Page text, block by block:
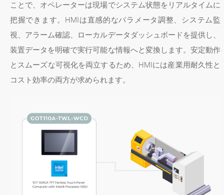
ことで、オペレーターは現場でシステム状態をリアルタイムに
把握できます。HMIは直感的なパラメータ調整、システム監
視、アラーム確認、ローカルデータダッシュボードを提供し、
装置データを明確で実行可能な情報へと変換します。安定動作
とスムーズな可視化を両立するため、HMIには産業用耐久性と
コスト効率の両方が求められます。